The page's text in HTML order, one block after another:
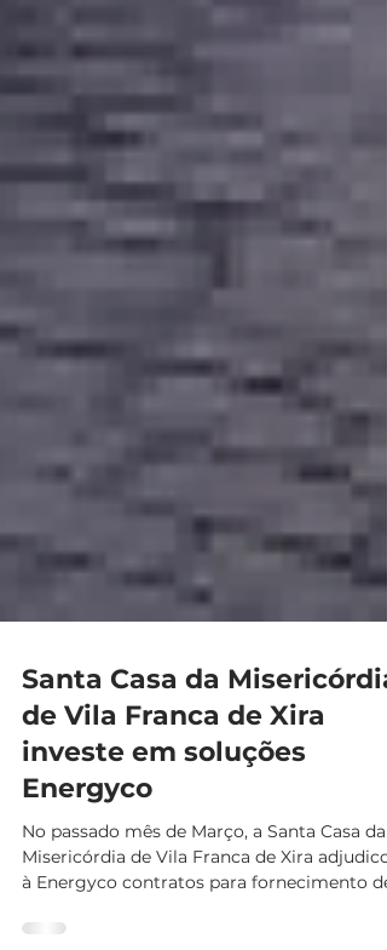
Santa Casa da Misericórdia
de Vila Franca de Xira
investe em soluções
Energyco
No passado mês de Março, a Santa Casa da